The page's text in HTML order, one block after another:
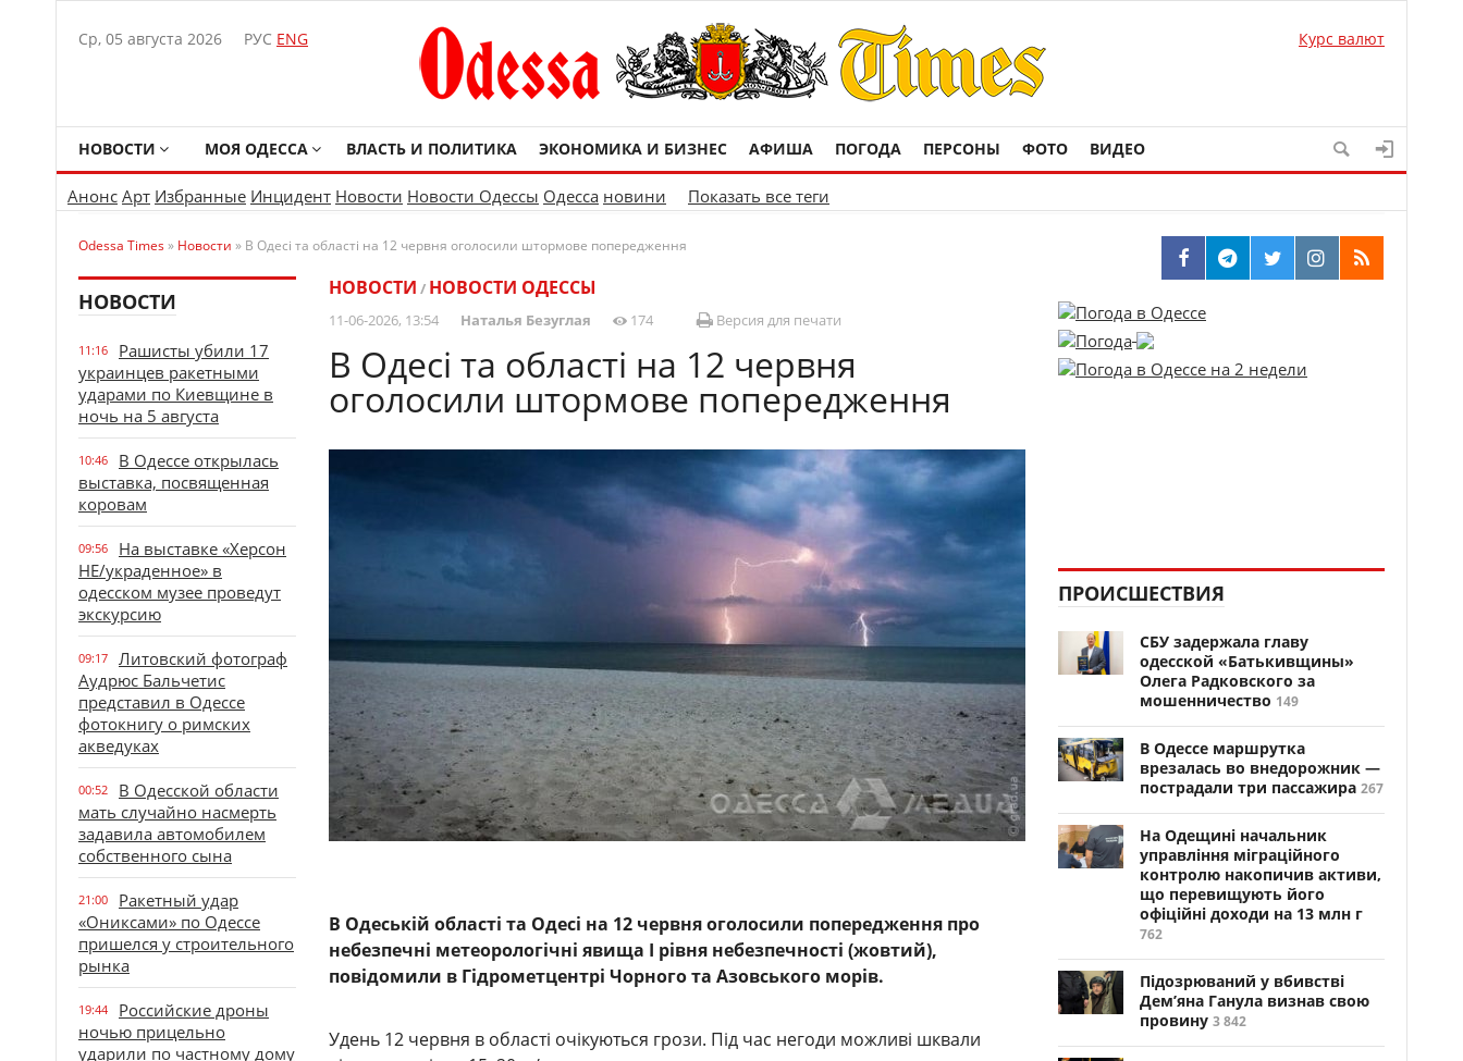
Ср, 05 августа 2026 РУС ENG Курс валют
НОВОСТИ МОЯ ОДЕССА ВЛАСТЬ И ПОЛИТИКА ЭКОНОМИКА И БИЗНЕС АФИША ПОГОДА ПЕРСОНЫ ФОТО ВИДЕО
Анонс Арт Избранные Инцидент Новости Новости Одессы Одесса новини Показать все теги
Odessa Times» Новости » В Одесі та області на 12 червня оголосили штормове попередження
НОВОСТИ
11:16
Рашисты убили 17
украинцев ракетными
ударами по Киевщине в
ночь на 5 августа
10:46
В Одессе открылась
выставка, посвященная
коровам
09:56
На выставке «Херсон
НЕ/украденное» в
одесском музее проведут
экскурсию
09:17
Литовский фотограф
Аудрюс Бальчетис
представил в Одессе
фотокнигу о римских
акведуках
00:52
В Одесской области
мать случайно насмерть
задавила автомобилем
собственного сына
21:00
Ракетный удар
«Ониксами» по Одессе
пришелся у строительного
рынка
19:44
Российские дроны
ночью прицельно
ударили по частному дому
НОВОСТИ / НОВОСТИ ОДЕССЫ
11-06-2026, 13:54 Наталья Безуглая 174 Версия для печати
В Одесі та області на 12 червня
оголосили штормове попередження
В Одеській області та Одесі на 12 червня оголосили попередження про
небезпечні метеорологічні явища І рівня небезпечності (жовтий),
повідомили в Гідрометцентрі Чорного та Азовського морів.
Удень 12 червня в області очікуються грози. Під час негоди можливі шквали
ПРОИСШЕСТВИЯ
СБУ задержала главу
одесской «Батькивщины»
Олега Радковского за
мошенничество 149
В Одессе маршрутка
врезалась во внедорожник —
пострадали три пассажира 267
На Одещині начальник
управління міграційного
контролю накопичив активи,
що перевищують його
офіційні доходи на 13 млн г
762
Підозрюваний у вбивстві
Дем’яна Ганула визнав свою
провину 3 842